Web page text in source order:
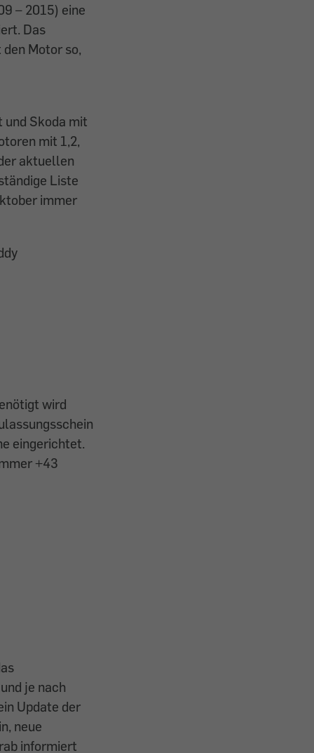
– 2015) eine
Das
Motor so,
und Skoda mit
mit 1,2,
aktuellen
Liste
immer
wird
eingerichtet.
+43
je nach
Update der
neue
informiert